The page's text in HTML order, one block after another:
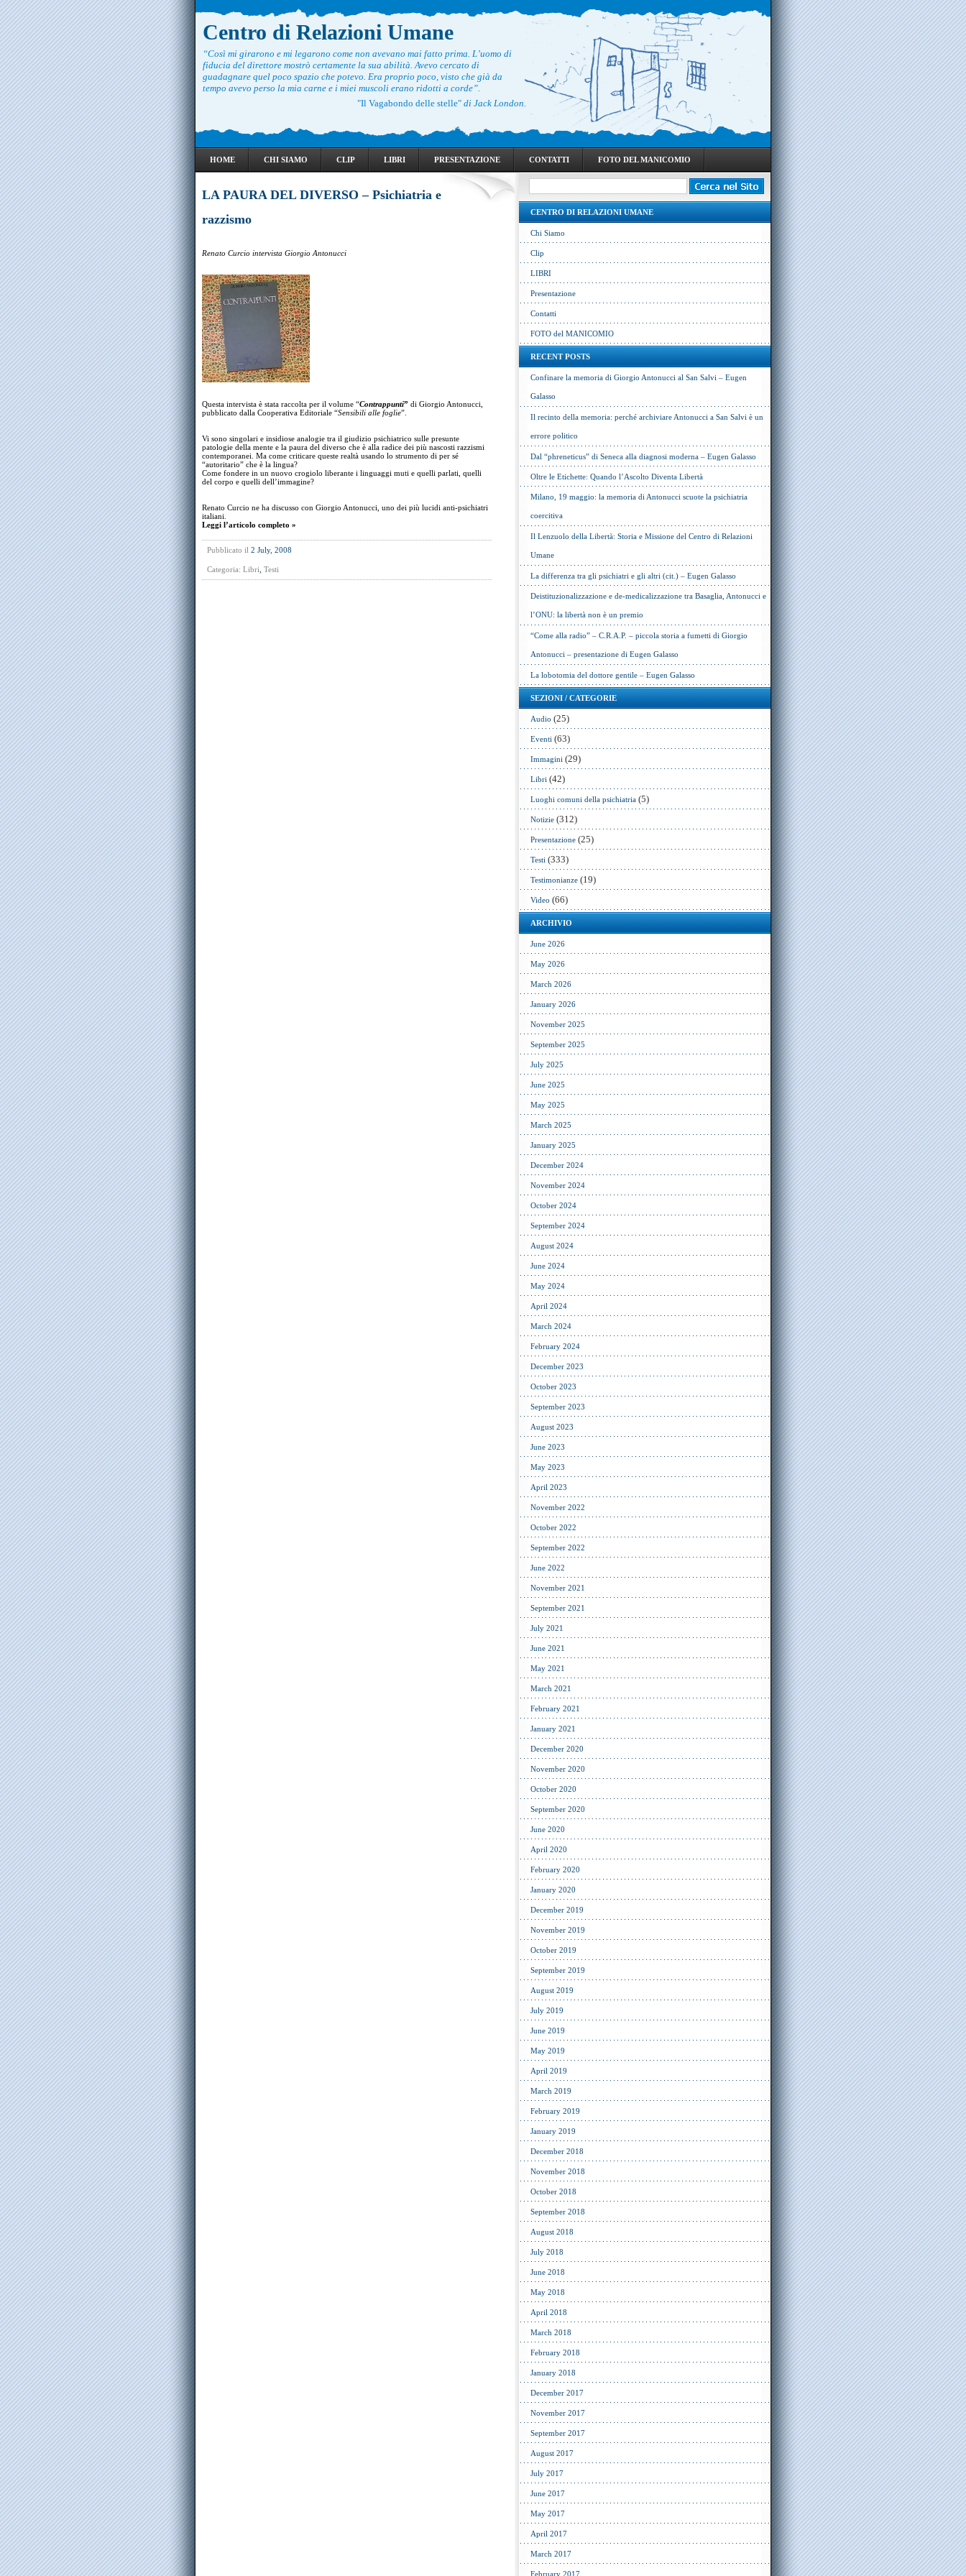
Centro di Relazioni Umane
“Così mi girarono e mi legarono come non avevano mai fatto prima. L’uomo di
fiducia del direttore mostrò certamente la sua abilità. Avevo cercato di
guadagnare quel poco spazio che potevo. Era proprio poco, visto che già da
tempo avevo perso la mia carne e i miei muscoli erano ridotti a corde”.
"Il Vagabondo delle stelle" di Jack London.
HOME CHI SIAMO CLIP LIBRI PRESENTAZIONE CONTATTI FOTO DEL MANICOMIO
LA PAURA DEL DIVERSO – Psichiatria e
razzismo
Renato Curcio intervista Giorgio Antonucci
Questa intervista è stata raccolta per il volume “Contrappunti” di Giorgio Antonucci,
pubblicato dalla Cooperativa Editoriale “Sensibili alle foglie”.
Vi sono singolari e insidiose analogie tra il giudizio psichiatrico sulle presunte
patologie della mente e la paura del diverso che è alla radice dei più nascosti razzismi
contemporanei. Ma come criticare queste realtà usando lo strumento di per sé
“autoritario” che è la lingua?
Come fondere in un nuovo crogiolo liberante i linguaggi muti e quelli parlati, quelli
del corpo e quelli dell’immagine?
Renato Curcio ne ha discusso con Giorgio Antonucci, uno dei più lucidi anti-psichiatri
italiani.
Leggi l’articolo completo »
Pubblicato il 2 July, 2008
Categoria: Libri Testi
CENTRO DI RELAZIONI UMANE
Chi Siamo
Clip
LIBRI
Presentazione
Contatti
FOTO del MANICOMIO
RECENT POSTS
Confinare la memoria di Giorgio Antonucci al San Salvi – Eugen
Galasso
Il recinto della memoria: perché archiviare Antonucci a San Salvi è un
errore politico
Dal “phreneticus” di Seneca alla diagnosi moderna – Eugen Galasso
Oltre le Etichette: Quando l’Ascolto Diventa Libertà
Milano, 19 maggio: la memoria di Antonucci scuote la psichiatria
coercitiva
Il Lenzuolo della Libertà: Storia e Missione del Centro di Relazioni
Umane
La differenza tra gli psichiatri e gli altri (cit.) – Eugen Galasso
Deistituzionalizzazione e de-medicalizzazione tra Basaglia, Antonucci e
l’ONU: la libertà non è un premio
“Come alla radio” – C.R.A.P. – piccola storia a fumetti di Giorgio
Antonucci – presentazione di Eugen Galasso
La lobotomia del dottore gentile – Eugen Galasso
SEZIONI / CATEGORIE
Audio (25)
Eventi (63)
Immagini (29)
Libri (42)
Luoghi comuni della psichiatria (5)
Notizie (312)
Presentazione (25)
Testi (333)
Testimonianze (19)
Video (66)
ARCHIVIO
June 2026
May 2026
March 2026
January 2026
November 2025
September 2025
July 2025
June 2025
May 2025
March 2025
January 2025
December 2024
November 2024
October 2024
September 2024
August 2024
June 2024
May 2024
April 2024
March 2024
February 2024
December 2023
October 2023
September 2023
August 2023
June 2023
May 2023
April 2023
November 2022
October 2022
September 2022
June 2022
November 2021
September 2021
July 2021
June 2021
May 2021
March 2021
February 2021
January 2021
December 2020
November 2020
October 2020
September 2020
June 2020
April 2020
February 2020
January 2020
December 2019
November 2019
October 2019
September 2019
August 2019
July 2019
June 2019
May 2019
April 2019
March 2019
February 2019
January 2019
December 2018
November 2018
October 2018
September 2018
August 2018
July 2018
June 2018
May 2018
April 2018
March 2018
February 2018
January 2018
December 2017
November 2017
September 2017
August 2017
July 2017
June 2017
May 2017
April 2017
March 2017
February 2017